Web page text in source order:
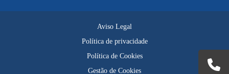
Aviso Legal
Política de privacidade
Política de Cookies
Gestão de Cookies